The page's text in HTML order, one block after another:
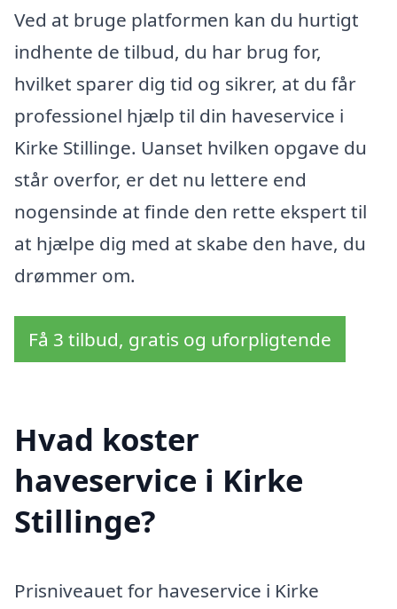
Ved at bruge platformen kan du hurtigt
indhente de tilbud, du har brug for,
hvilket sparer dig tid og sikrer, at du får
professionel hjælp til din haveservice i
Kirke Stillinge. Uanset hvilken opgave du
står overfor, er det nu lettere end
nogensinde at finde den rette ekspert til
at hjælpe dig med at skabe den have, du
drømmer om.
Få 3 tilbud, gratis og uforpligtende
Hvad koster
haveservice i Kirke
Stillinge?
Prisniveauet for haveservice i Kirke